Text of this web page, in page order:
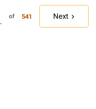
of 541 Next